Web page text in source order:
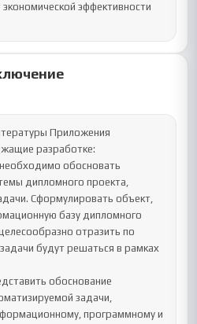
эффективности
Приложения
разработке:
обосновать
дипломного проекта,
Сформулировать объект,
базу дипломного
отразить по
задачи будут решаться в рамках
обоснование
задачи,
программному и